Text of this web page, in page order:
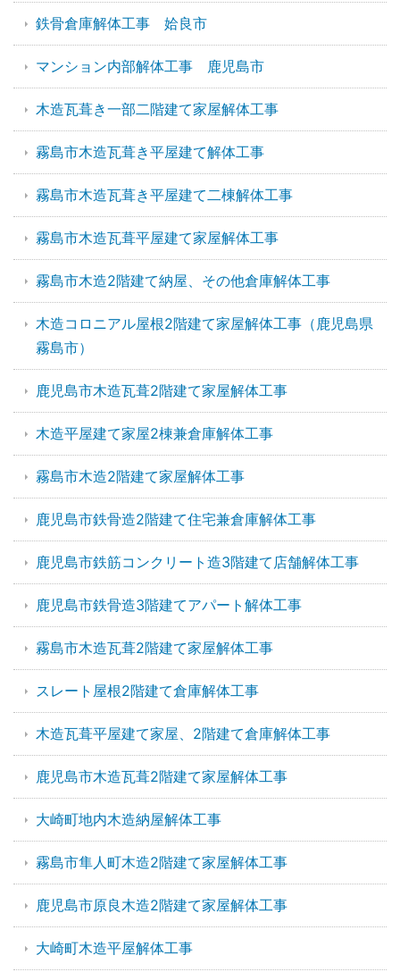
鉄骨倉庫解体工事 姶良市
マンション内部解体工事 鹿児島市
木造瓦葺き一部二階建て家屋解体工事
霧島市木造瓦葺き平屋建て解体工事
霧島市木造瓦葺き平屋建て二棟解体工事
霧島市木造瓦葺平屋建て家屋解体工事
霧島市木造2階建て納屋、その他倉庫解体工事
木造コロニアル屋根2階建て家屋解体工事（鹿児島県
霧島市）
鹿児島市木造瓦葺2階建て家屋解体工事
木造平屋建て家屋2棟兼倉庫解体工事
霧島市木造2階建て家屋解体工事
鹿児島市鉄骨造2階建て住宅兼倉庫解体工事
鹿児島市鉄筋コンクリート造3階建て店舗解体工事
鹿児島市鉄骨造3階建てアパート解体工事
霧島市木造瓦葺2階建て家屋解体工事
スレート屋根2階建て倉庫解体工事
木造瓦葺平屋建て家屋、2階建て倉庫解体工事
鹿児島市木造瓦葺2階建て家屋解体工事
大崎町地内木造納屋解体工事
霧島市隼人町木造2階建て家屋解体工事
鹿児島市原良木造2階建て家屋解体工事
大崎町木造平屋解体工事